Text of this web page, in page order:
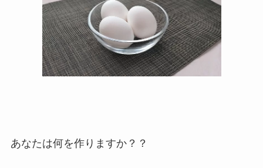
あなたは何を作りますか？？